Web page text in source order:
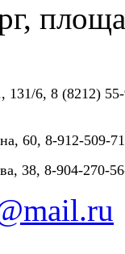
131/6, 8 (8212)
60, 8-912-509-
38, 8-904-270-